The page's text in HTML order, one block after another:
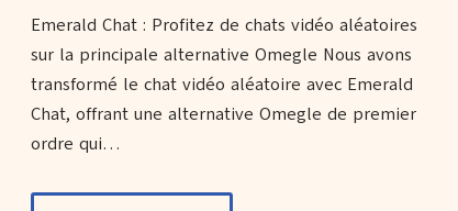
Emerald Chat : Profitez de chats vidéo aléatoires
sur la principale alternative Omegle Nous avons
transformé le chat vidéo aléatoire avec Emerald
Chat, offrant une alternative Omegle de premier
ordre qui…